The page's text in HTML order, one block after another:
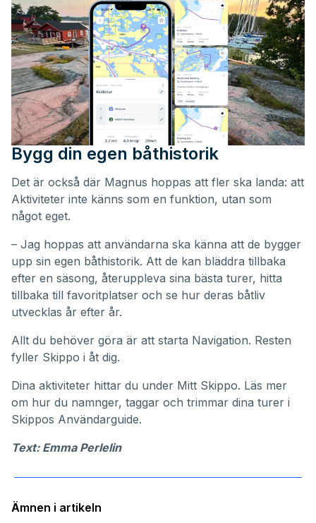
Bygg din egen båthistorik
Det är också där Magnus hoppas att fler ska landa: att
Aktiviteter inte känns som en funktion, utan som
något eget.
– Jag hoppas att användarna ska känna att de bygger
upp sin egen båthistorik. Att de kan bläddra tillbaka
efter en säsong, återuppleva sina bästa turer, hitta
tillbaka till favoritplatser och se hur deras båtliv
utvecklas år efter år.
Allt du behöver göra är att starta Navigation. Resten
fyller Skippo i åt dig.
Dina aktiviteter hittar du under Mitt Skippo. Läs mer
om hur du namnger, taggar och trimmar dina turer i
Skippos Användarguide.
Text: Emma Perlelin
Ämnen i artikeln